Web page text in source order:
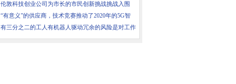
伦敦科技创业公司为市长的市民创新挑战挑战入围
“有意义”的供应商，技术竞赛推动了2020年的5G智
有三分之二的工人有机器人驱动冗余的风险是对工作